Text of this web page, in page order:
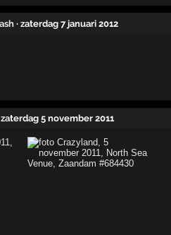
· zaterdag 7 januari 2012
zaterdag 5 november 2011